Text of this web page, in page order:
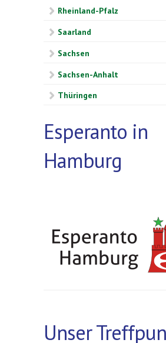
Rheinland-Pfalz
Saarland
Sachsen
Sachsen-Anhalt
Thüringen
Esperanto in
Hamburg
Unser